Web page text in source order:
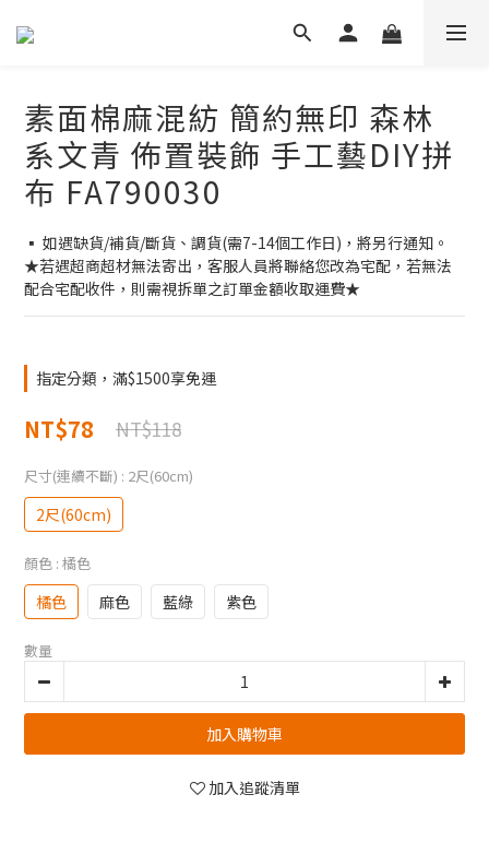
素面棉麻混紡 簡約無印 森林
系文青 佈置裝飾 手工藝DIY拼
布 FA790030
▪ 如遇缺貨/補貨/斷貨、調貨(需7-14個工作日)，將另行通知。
★若遇超商超材無法寄出，客服人員將聯絡您改為宅配，若無法
配合宅配收件，則需視拆單之訂單金額收取運費★
指定分類，滿$1500享免運
NT$78 NT$118
尺寸(連續不斷) : 2尺(60cm)
2尺(60cm)
顏色 : 橘色
橘色 麻色 藍綠 紫色
數量
加入購物車
加入追蹤清單